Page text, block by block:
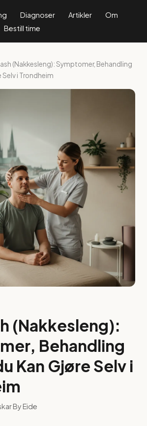
Diagnoser Artikler
Om
Bestill time
(Nakkesleng): Symptomer, Behandling
Selv i Trondheim
(Nakkesleng):
Behandling
Kan Gjøre Selv i
By Eide